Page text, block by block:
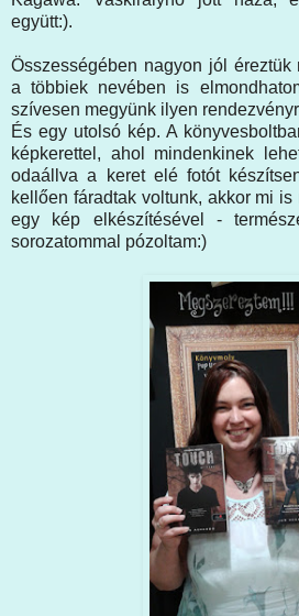
együtt:).
Összességében nagyon jól éreztük
a többiek nevében is
szívesen megyünk ilyen
És egy utolsó kép. A
képkerettel, ahol mindenkinek
odaállva a keret elé fotót
kellően fáradtak voltunk, akkor mi
egy kép elkészítésével -
sorozatommal pózoltam:)